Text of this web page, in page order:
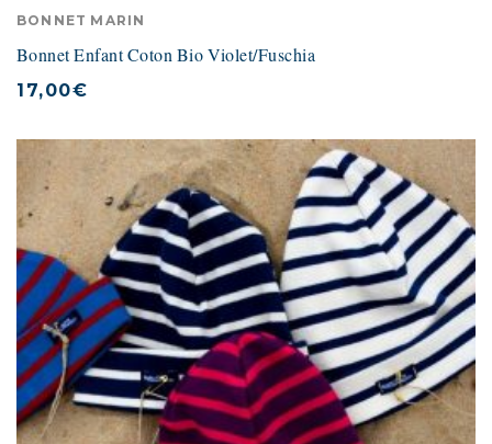
BONNET MARIN
Bonnet Enfant Coton Bio Violet/Fuschia
17,00€